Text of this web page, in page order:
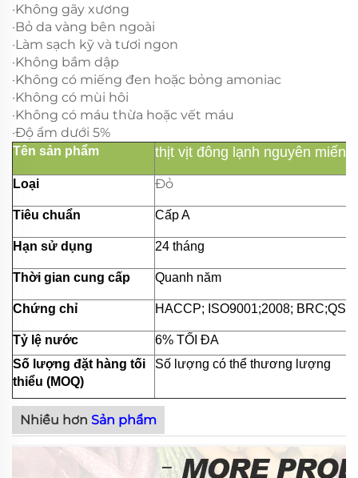
·Không gãy xương
·Bỏ da vàng bên ngoài
·Làm sạch kỹ và tươi ngon
·Không bầm dập
·Không có miếng đen hoặc bỏng amoniac
·Không có mùi hôi
·Không có máu thừa hoặc vết máu
·Độ ẩm dưới 5%
Tên sản phẩm thịt vịt đông lạnh nguyên
Loại Đỏ
Tiêu chuẩn Cấp A
Hạn sử dụng 24 tháng
Thời gian cung cấp Quanh năm
Chứng chỉ HACCP; ISO9001;2008;
Tỷ lệ nước
6% TỐI ĐA
Số lượng đặt hàng tối
thiểu (MOQ)
Số lượng có thể thương lượng
Nhiều hơn Sản phẩm